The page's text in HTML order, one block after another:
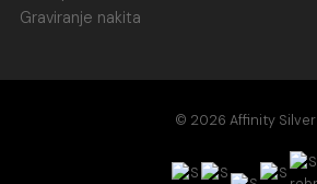
Graviranje nakita
© 2026 Affinity Silver